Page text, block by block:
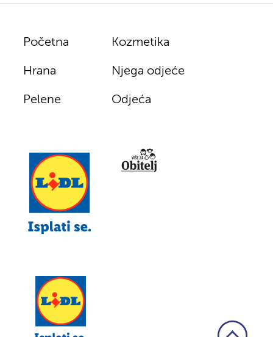
Početna
Hrana
Pelene
Kozmetika
Njega odjeće
Odjeća